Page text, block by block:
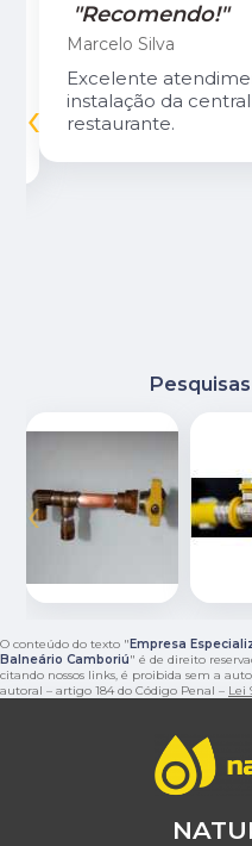
"Recomendo!"
Marcelo Silva
Excelente
instalação da
restaurante.
‹
‹
O conteúdo do texto " Empresa
Balneário Camboriú" é de direito
citando nossos links, é proibida sem a
autoral – artigo 184 do Código Penal – Lei